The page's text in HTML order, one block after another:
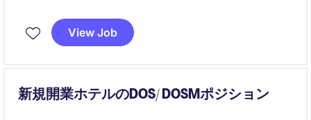
ホテル拡大を見据えたRM体制構築・高度化をリードし
ていただきます。
View Job
新規開業ホテルのDOS/ DOSMポジション